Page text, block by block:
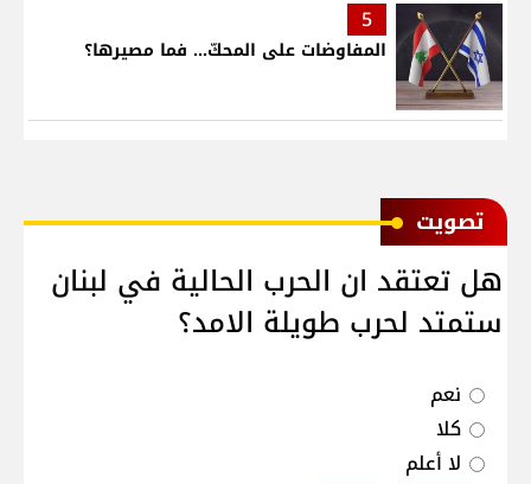
5
المفاوضات على المحكّ... فما مصيرها؟
ﺗﺼﻮﻳﺖ
هل تعتقد ان الحرب الحالية في لبنان
ستمتد لحرب طويلة الامد؟
نعم
كلا
لا أعلم